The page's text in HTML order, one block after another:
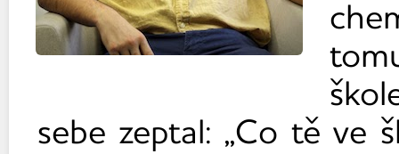
sebe zeptal: „Co tě ve